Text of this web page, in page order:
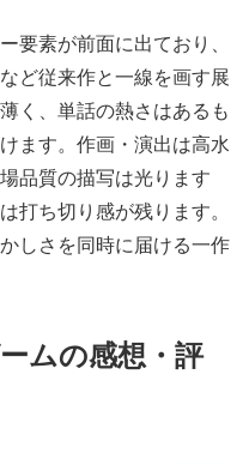
要素が前面に出ており、
ど従来作と一線を画す展
く、単話の熱さはあるも
ます。作画・演出は高水
品質の描写は光ります
打ち切り感が残ります。
しさを同時に届ける一作
ムの感想・評